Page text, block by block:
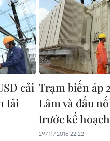
cải
tải
Trạm biến áp
Lâm và đấu
trước kế hoạch
29/11/2016 22:22